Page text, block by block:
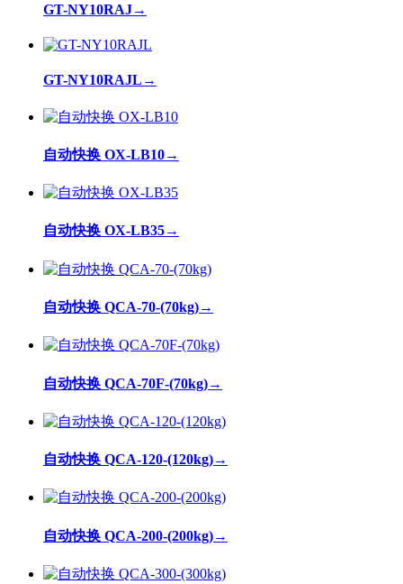
GT-NY10RAJ→
GT-NY10RAJL →
自动快换 OX-LB10→
自动快换 OX-LB35→
自动快换 QCA-70-(70kg)→
自动快换 QCA-70F-(70kg)→
自动快换 QCA-120-(120kg)→
自动快换 QCA-200-(200kg)→